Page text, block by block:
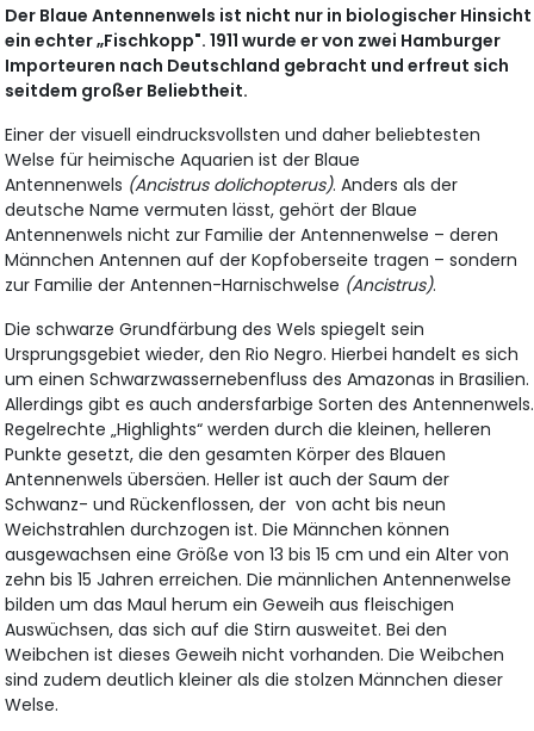
Der Blaue Antennenwels ist nicht nur in biologischer Hinsicht
ein echter „Fischkopp". 1911 wurde er von zwei Hamburger
Importeuren nach Deutschland gebracht und erfreut sich
seitdem großer Beliebtheit.
Einer der visuell eindrucksvollsten und daher beliebtesten
Welse für heimische Aquarien ist der Blaue
Antennenwels (Ancistrus dolichopterus). Anders als der
deutsche Name vermuten lässt, gehört der Blaue
Antennenwels nicht zur Familie der Antennenwelse – deren
Männchen Antennen auf der Kopfoberseite tragen – sondern
zur Familie der Antennen-Harnischwelse (Ancistrus).
Die schwarze Grundfärbung des Wels spiegelt sein
Ursprungsgebiet wieder, den Rio Negro. Hierbei handelt es sich
um einen Schwarzwassernebenfluss des Amazonas in Brasilien.
Allerdings gibt es auch andersfarbige Sorten des Antennenwels.
Regelrechte „Highlights“ werden durch die kleinen, helleren
Punkte gesetzt, die den gesamten Körper des Blauen
Antennenwels übersäen. Heller ist auch der Saum der
Schwanz- und Rückenflossen, der von acht bis neun
Weichstrahlen durchzogen ist. Die Männchen können
ausgewachsen eine Größe von 13 bis 15 cm und ein Alter von
zehn bis 15 Jahren erreichen. Die männlichen Antennenwelse
bilden um das Maul herum ein Geweih aus fleischigen
Auswüchsen, das sich auf die Stirn ausweitet. Bei den
Weibchen ist dieses Geweih nicht vorhanden. Die Weibchen
sind zudem deutlich kleiner als die stolzen Männchen dieser
Welse.